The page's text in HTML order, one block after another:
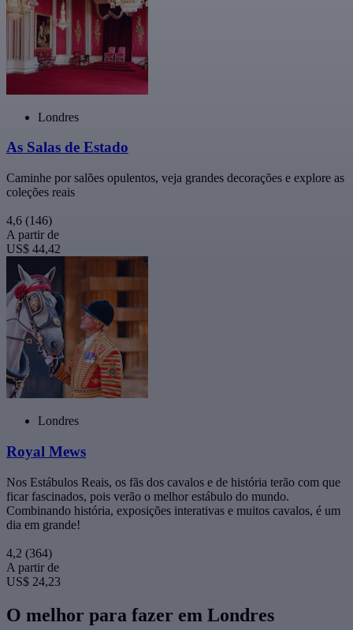
Londres
As Salas de Estado
Caminhe por salões opulentos, veja grandes decorações e explore as
coleções reais
4,6 (146)
A partir de
US$ 44,42
Londres
Royal Mews
Nos Estábulos Reais, os fãs dos cavalos e de história terão com que
ficar fascinados, pois verão o melhor estábulo do mundo.
Combinando história, exposições interativas e muitos cavalos, é um
dia em grande!
4,2 (364)
A partir de
US$ 24,23
O melhor para fazer em Londres